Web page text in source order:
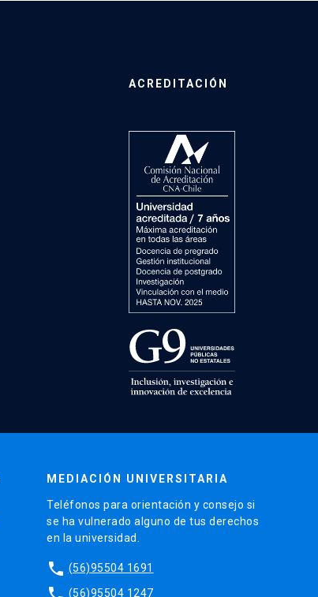
ACREDITACIÓN
MEDIACIÓN UNIVERSITARIA
Teléfonos para orientación y consejo si
se ha vulnerado alguno de tus derechos
en la universidad.
phone (56)95504 1691
(56)95504 1247